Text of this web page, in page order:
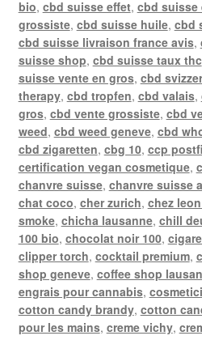
bio, cbd suisse effet, cbd suisse
grossiste, cbd suisse huile, cbd
cbd suisse livraison france avis,
suisse shop, cbd suisse taux thc
suisse vente en gros, cbd
therapy, cbd tropfen, cbd valais,
gros, cbd vente grossiste, cbd
weed, cbd weed geneve, cbd
cbd zigaretten, cbg 10, ccp
certification vegan cosmetique,
chanvre suisse, chanvre suisse
chat coco, cher zurich, chez
smoke, chicha lausanne, chill
100 bio, chocolat noir 100,
clipper torch, cocktail premium,
shop geneve, coffee shop
engrais pour cannabis,
cotton candy brandy, cotton
pour les mains, creme vichy,